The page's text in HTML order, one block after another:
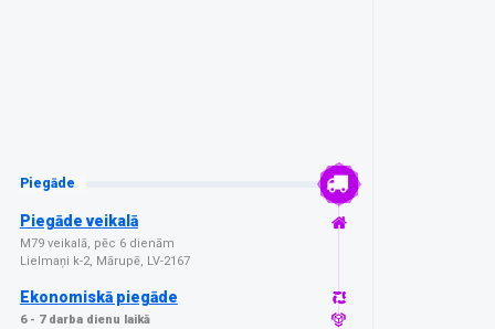
Piegāde
Piegāde veikalā
M79 veikalā, pēc 6 dienām
Lielmaņi k-2, Mārupē, LV-2167
Ekonomiskā piegāde
6 - 7 darba dienu laikā